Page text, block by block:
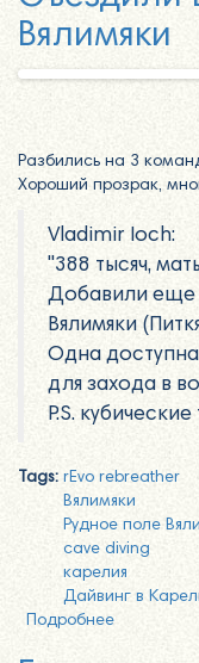
Вялимяки
Разбились на 3
Хороший прозрак,
Vladimir Ioch:
"388 тысяч,
Добавили еще
Вялимяки
Одна
для захода в
P.S.
Tags: rEvo rebreather
Вялимяки
Рудное поле
cave diving
карелия
Дайвинг в
Подробнее